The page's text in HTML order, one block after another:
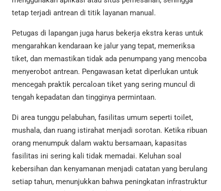
tetap terjadi antrean di titik layanan manual.
Petugas di lapangan juga harus bekerja ekstra keras untuk
mengarahkan kendaraan ke jalur yang tepat, memeriksa
tiket, dan memastikan tidak ada penumpang yang mencoba
menyerobot antrean. Pengawasan ketat diperlukan untuk
mencegah praktik percaloan tiket yang sering muncul di
tengah kepadatan dan tingginya permintaan.
Di area tunggu pelabuhan, fasilitas umum seperti toilet,
mushala, dan ruang istirahat menjadi sorotan. Ketika ribuan
orang menumpuk dalam waktu bersamaan, kapasitas
fasilitas ini sering kali tidak memadai. Keluhan soal
kebersihan dan kenyamanan menjadi catatan yang berulang
setiap tahun, menunjukkan bahwa peningkatan infrastruktur